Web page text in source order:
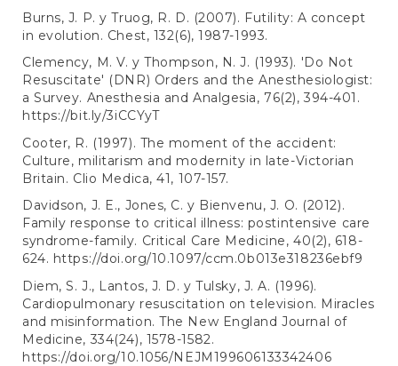
Burns, J. P. y Truog, R. D. (2007). Futility: A concept
in evolution. Chest, 132(6), 1987-1993.
Clemency, M. V. y Thompson, N. J. (1993). 'Do Not
Resuscitate' (DNR) Orders and the Anesthesiologist:
a Survey. Anesthesia and Analgesia, 76(2), 394-401.
https://bit.ly/3iCCYyT
Cooter, R. (1997). The moment of the accident:
Culture, militarism and modernity in late-Victorian
Britain. Clio Medica, 41, 107-157.
Davidson, J. E., Jones, C. y Bienvenu, J. O. (2012).
Family response to critical illness: postintensive care
syndrome-family. Critical Care Medicine, 40(2), 618-
624. https://doi.org/10.1097/ccm.0b013e318236ebf9
Diem, S. J., Lantos, J. D. y Tulsky, J. A. (1996).
Cardiopulmonary resuscitation on television. Miracles
and misinformation. The New England Journal of
Medicine, 334(24), 1578-1582.
https://doi.org/10.1056/NEJM199606133342406